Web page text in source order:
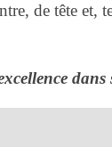
de tête et,
dans